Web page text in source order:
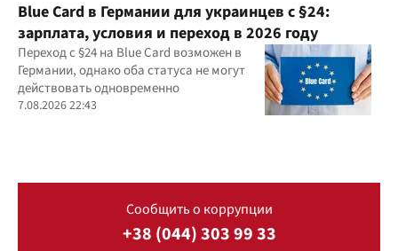
Blue Card в Германии для украинцев с §24:
зарплата, условия и переход в 2026 году
Переход с §24 на Blue Card возможен в
Германии, однако оба статуса не могут
действовать одновременно
7.08.2026 22:43
Сообщить о коррупции
+38 (044) 303 99 33